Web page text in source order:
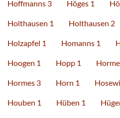
Hoffmanns 3 Höges 1
Holthausen 1 Holthausen 2
Holzapfel 1 Homanns 1
Hoogen 1 Hopp 1
Hormes 3 Horn 1
Houben 1 Hüben 1